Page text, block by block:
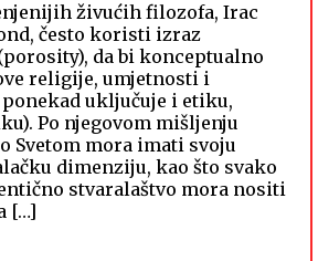
živućih filozofa, Irac
često koristi izraz
da bi konceptualno
religije, umjetnosti i
uključuje i etiku,
Po njegovom mišljenju
Svetom mora imati svoju
dimenziju, kao što svako
stvaralaštvo mora nositi
[…]